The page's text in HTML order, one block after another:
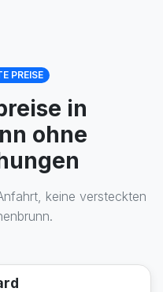
PREISE
in
ohne
keine versteckten